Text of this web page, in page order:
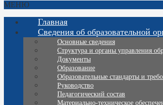
МЕНЮ
Главная
Сведения об образовательной
Основные сведения
Структура и органы управления
Документы
Образование
Образовательные стандарты и
Руководство
Педагогический состав
Материально-техническое